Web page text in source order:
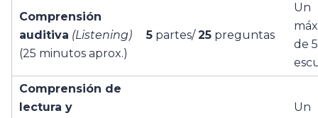
Comprensión
auditiva (Listening)
(25 minutos aprox.)
5 partes/25 preguntas
Un
de 5
Comprensión de
lectura y
Un